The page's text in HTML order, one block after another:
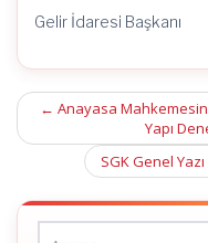
Gelir İdaresi Başkanı
Post
← Anayasa
Yapı
SGK Genel